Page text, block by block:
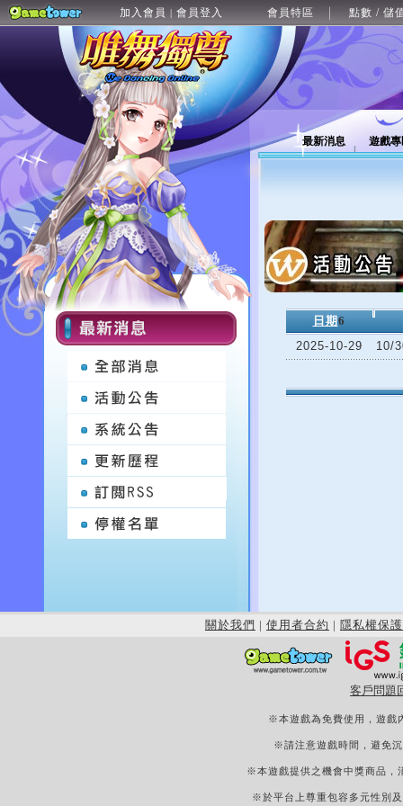
加入會員 | 會員登入 會員特區 點數 / 儲
最新消息 遊戲
日期 6
2025-10-29
10/
關於我們 | 使用者合約 | 隱私權保護
客戶問題
※本遊戲為免費使用，遊戲
※請注意遊戲時間，避免
※本遊戲提供之機會中獎商品，
※於平台上尊重包容多元性別